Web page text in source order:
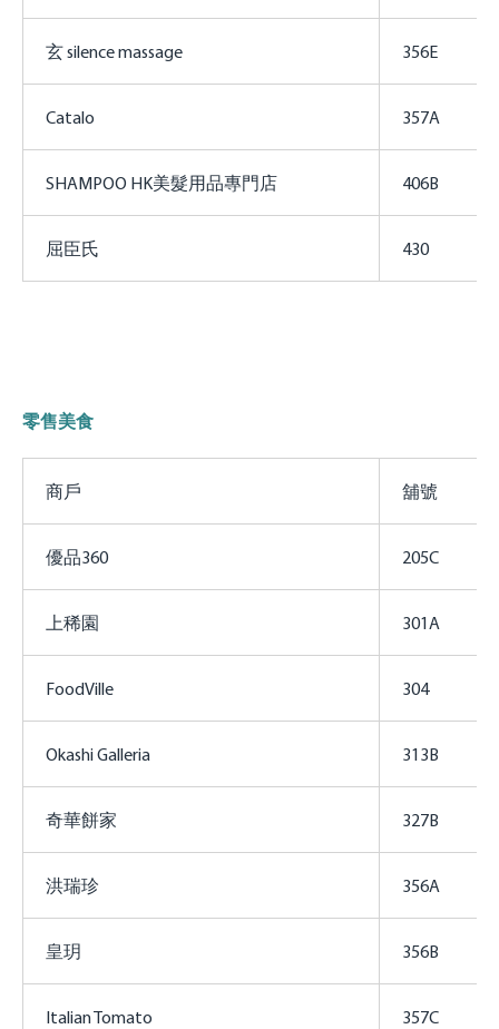
玄 silence massage 356E
Catalo 357A
SHAMPOO HK美髮用品專門店 406B
屈臣氏 430
零售美食
商戶 舖號
優品360 205C
上稀園 301A
FoodVille 304
Okashi Galleria 313B
奇華餅家 327B
洪瑞珍 356A
皇玥 356B
Italian Tomato 357C